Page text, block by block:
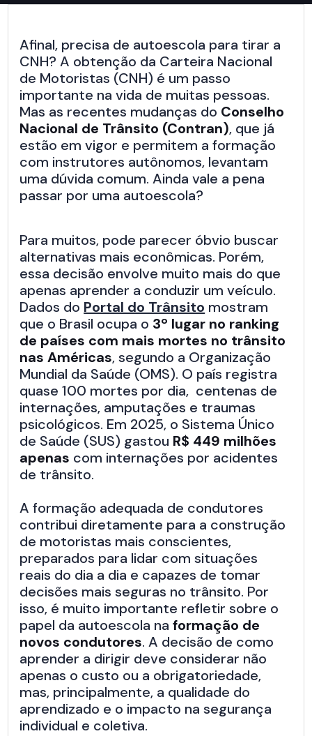
Afinal, precisa de autoescola para tirar a
CNH? A obtenção da Carteira Nacional
de Motoristas (CNH) é um passo
importante na vida de muitas pessoas.
Mas as recentes mudanças do Conselho
Nacional de Trânsito (Contran), que já
estão em vigor e permitem a formação
com instrutores autônomos, levantam
uma dúvida comum. Ainda vale a pena
passar por uma autoescola?
Para muitos, pode parecer óbvio buscar
alternativas mais econômicas. Porém,
essa decisão envolve muito mais do que
apenas aprender a conduzir um veículo.
Dados do Portal do Trânsito mostram
que o Brasil ocupa o 3º lugar no ranking
de países com mais mortes no trânsito
nas Américas, segundo a Organização
Mundial da Saúde (OMS). O país registra
quase 100 mortes por dia, centenas de
internações, amputações e traumas
psicológicos. Em 2025, o Sistema Único
de Saúde (SUS) gastou R$ 449 milhões
apenas com internações por acidentes
de trânsito.
A formação adequada de condutores
contribui diretamente para a construção
de motoristas mais conscientes,
preparados para lidar com situações
reais do dia a dia e capazes de tomar
decisões mais seguras no trânsito. Por
isso, é muito importante refletir sobre o
papel da autoescola naformação de
novos condutores. A decisão de como
aprender a dirigir deve considerar não
apenas o custo ou a obrigatoriedade,
mas, principalmente, a qualidade do
aprendizado e o impacto na segurança
individual e coletiva.